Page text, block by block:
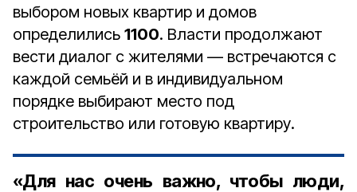
выбором новых квартир и домов
определились 1100. Власти продолжают
вести диалог с жителями — встречаются с
каждой семьёй и в индивидуальном
порядке выбирают место под
строительство или готовую квартиру.
«Для нас очень важно, чтобы люди,